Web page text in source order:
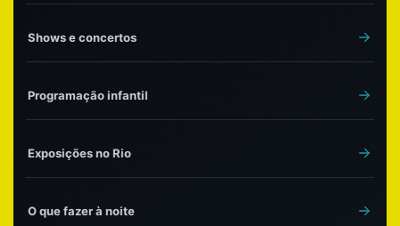
Shows e concertos
Programação infantil
Exposições no Rio
O que fazer à noite